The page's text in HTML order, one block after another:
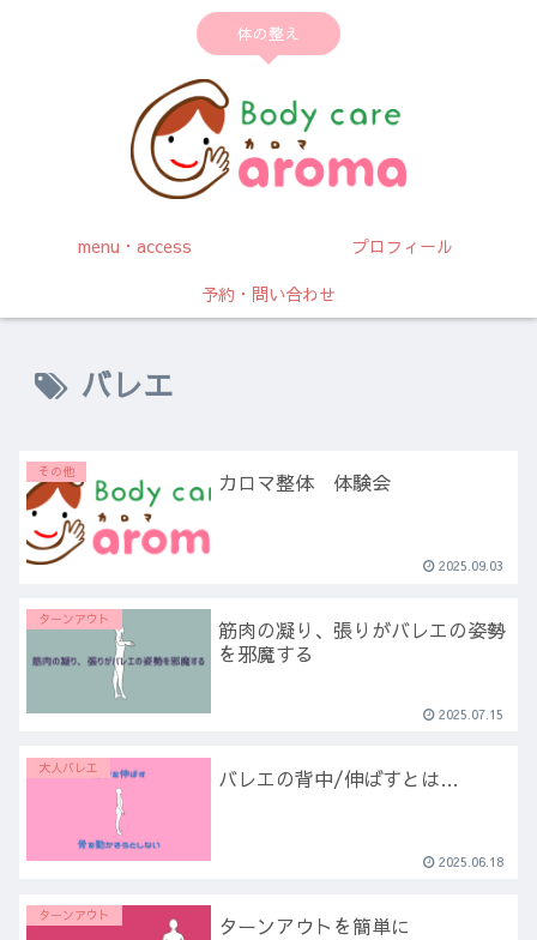
体の整え
menu・access
プロフィール
予約・問い合わせ
バレエ
その他 カロマ整体 体験会
2025.09.03
ターンアウト
筋肉の凝り、張りがバレエの姿勢
を邪魔する
2025.07.15
大人バレエ バレエの背中/伸ばすとは…
2025.06.18
ターンアウト ターンアウトを簡単に